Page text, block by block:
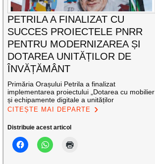
PETRILA A FINALIZAT CU
SUCCES PROIECTELE PNRR
PENTRU MODERNIZAREA ȘI
DOTAREA UNITĂȚILOR DE
ÎNVĂȚĂMÂNT
Primăria Orașului Petrila a finalizat
implementarea proiectului „Dotarea cu mobilier
și echipamente digitale a unităților
CITEȘTE MAI DEPARTE
Distribuie acest articol